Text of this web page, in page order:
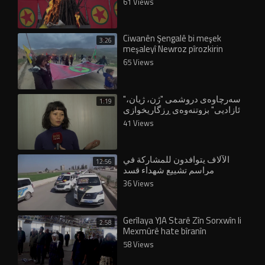
3:26 Ciwanên Şengalê bi meşek
meşaleyî Newroz pîrozkirin
65 Views
1:19 "سەرچاوەی دروشمی "ژن، ژیان،
ئازادیی" بزوتنەوەی ڕزگاریخوازی
کوردە"
41 Views
12:56 الآلاف يتوافدون للمشاركة في
مراسم تشييع شهداء قسد
36 Views
2:58 Gerîlaya YJA Starê Zîn Sorxwîn li
Mexmûrê hate bîranîn
58 Views